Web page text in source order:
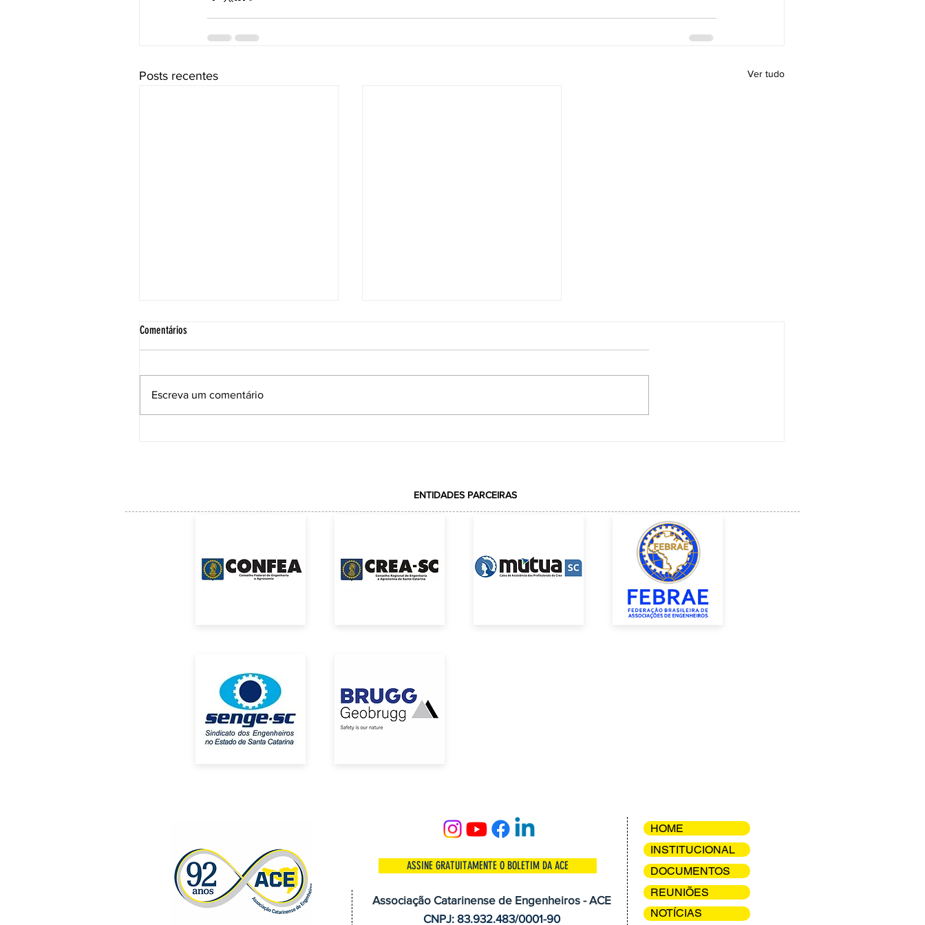
Posts recentes Ver tudo
Comentários
Escreva um comentário
ENTIDADES PARCEIRAS
ASSINE GRATUITAMENTE O BOLETIM DA ACE
HOME
INSTITUCIONAL
DOCUMENTOS
REUNIÕES
NOTÍCIAS
Associação Catarinense de Engenheiros - ACE
CNPJ: 83.932.483/0001-90